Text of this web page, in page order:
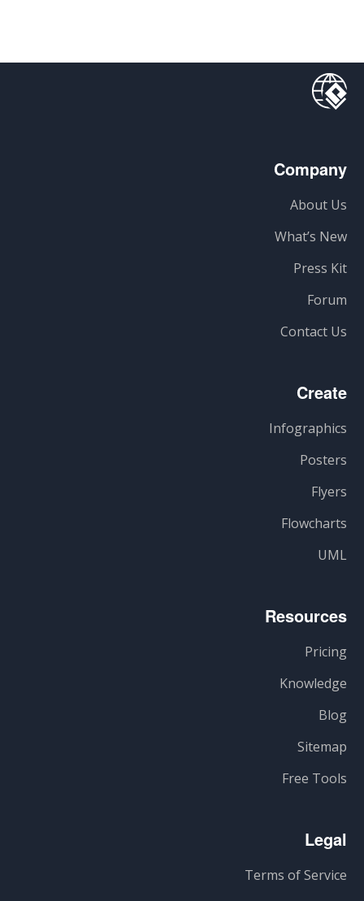
Company
About Us
What’s New
Press Kit
Forum
Contact Us
Create
Infographics
Posters
Flyers
Flowcharts
UML
Resources
Pricing
Knowledge
Blog
Sitemap
Free Tools
Legal
Terms of Service